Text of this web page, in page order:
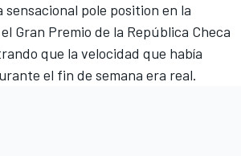
sensacional pole position en la
Gran Premio de la República Checa
que la velocidad que había
el fin de semana era real.